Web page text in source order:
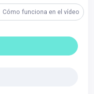
Cómo funciona en el vídeo